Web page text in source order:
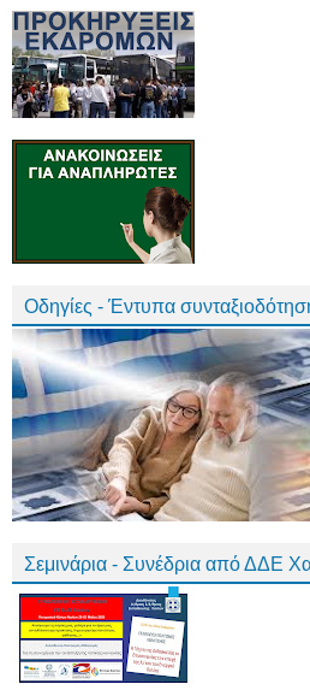
Οδηγίες - Έντυπα
Σεμινάρια - Συνέδρια από ΔΔΕ